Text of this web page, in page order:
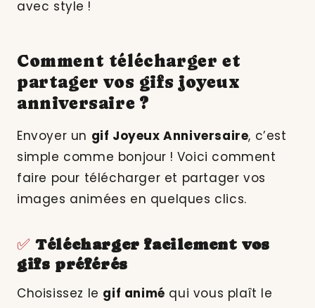
avec style !
Comment télécharger et
partager vos gifs joyeux
anniversaire ?
Envoyer un gif Joyeux Anniversaire, c’est
simple comme bonjour ! Voici comment
faire pour télécharger et partager vos
images animées en quelques clics.
✅Télécharger facilement vos
gifs préférés
Choisissez le gif animé qui vous plaît le